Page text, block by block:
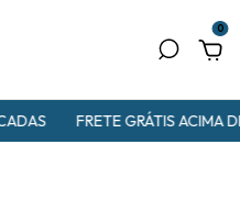
0
FRETE GRÁTIS ACIMA DE